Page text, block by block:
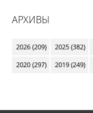
АРХИВЫ
2026 (209) 2025 (382)
2020 (297)
2019 (249)